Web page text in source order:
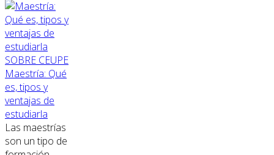
SOBRE CEUPE
Maestría: Qué
es, tipos y
ventajas de
estudiarla
Las maestrías
son un tipo de